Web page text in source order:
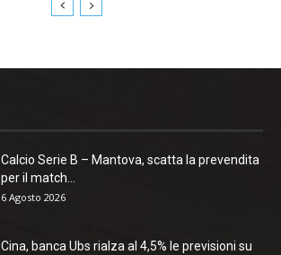
Calcio Serie B – Mantova, scatta la prevendita
per il match...
6 Agosto 2026
Cina, banca Ubs rialza al 4,5% le previsioni su